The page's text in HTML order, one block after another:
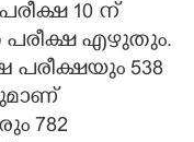
10 ന്
പരീക്ഷ എഴുതും.
പരീക്ഷയും 538
782